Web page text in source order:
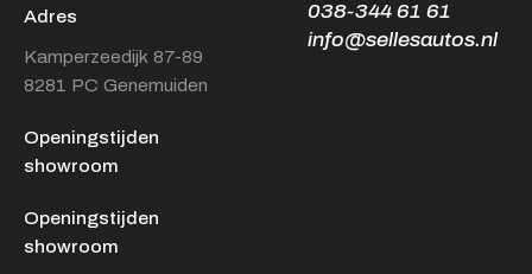
Adres
Kamperzeedijk 87-89
8281 PC Genemuiden
038-344 61 61
info@sellesautos.nl
Openingstijden
showroom
Openingstijden
showroom